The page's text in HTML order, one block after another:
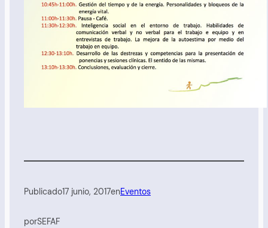
Publicado17 junio, 2017enEventos
porSEFAF